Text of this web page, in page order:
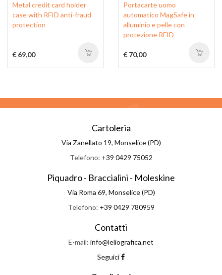
Metal credit card holder
case with RFID anti-fraud
protection
€ 69,00
Portacarte uomo
automatico MagSafe in
alluminio e pelle con
protezione RFID
€ 70,00
Cartoleria
Via Zanellato 19, Monselice (PD)
Telefono: +39 0429 75052
Piquadro - Braccialini - Moleskine
Via Roma 69, Monselice (PD)
Telefono: +39 0429 780959
Contatti
E-mail: info@leliografica.net
Seguici